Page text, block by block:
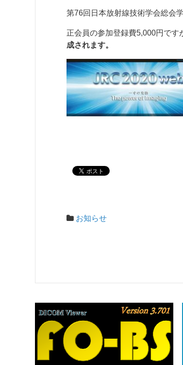
第76回日本放射線技術学会総会
正会員の参加登録費5,000円です
成されます。
お知らせ